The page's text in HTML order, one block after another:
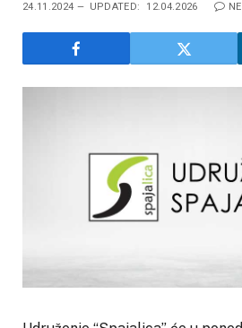
24.11.2024 UPDATED: 12.04.2026